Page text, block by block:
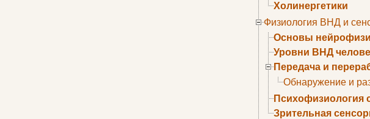
Холинергетики
Физиология ВНД и
Основы
Уровни ВНД
Передача и
Обнаружение и
Психофизиология
Зрительная